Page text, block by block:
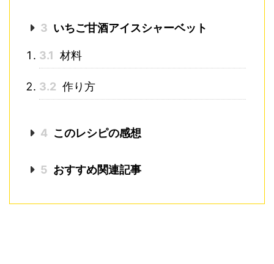
3 いちご甘酒アイスシャーベット
3.1 材料
3.2 作り方
4 このレシピの感想
5 おすすめ関連記事